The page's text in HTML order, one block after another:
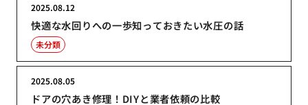
快適な水回りへの一歩知っておきたい水圧の話
2025.08.12
未分類
ドアの穴あき修理！DIYと業者依頼の比較
2025.08.05